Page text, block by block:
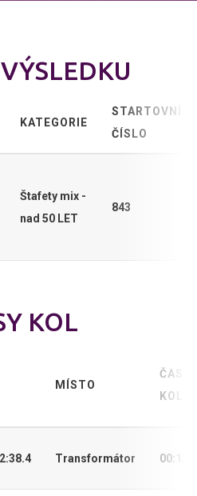
KATEGORIE
STARTOVNÍ
ČÍSLO
Štafety mix -
nad 50 LET
843
KOL
MÍSTO
ČAS
KOLA
Transformátor